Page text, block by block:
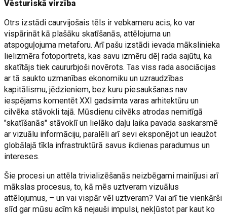
Vēsturiskā virzība
Otrs izstādi caurvijošais tēls ir vebkameru acis, ko var
vispārināt kā plašāku skatīšanās, attēlojuma un
atspoguļojuma metaforu. Arī pašu izstādi ievada mākslinieka
lielizmēra fotoportrets, kas savu izmēru dēļ rada sajūtu, ka
skatītājs tiek caururbjoši novērots. Tas viss rada asociācijas
ar tā saukto uzmanības ekonomiku un uzraudzības
kapitālismu, jēdzieniem, bez kuru piesaukšanas nav
iespējams komentēt XXI gadsimta varas arhitektūru un
cilvēka stāvokli tajā. Mūsdienu cilvēks atrodas nemitīgā
"skatīšanās" stāvoklī un lielāko daļu laika pavada saskarsmē
ar vizuālu informāciju, paralēli arī sevi eksponējot un ieaužot
globālajā tīkla infrastruktūrā savus ikdienas paradumus un
intereses.
Šie procesi un attēla trivializēšanās neizbēgami mainījusi arī
mākslas procesus, to, kā mēs uztveram vizuālus
attēlojumus, – un vai vispār vēl uztveram? Vai arī tie vienkārši
slīd gar mūsu acīm kā nejauši impulsi, nekļūstot par kaut ko